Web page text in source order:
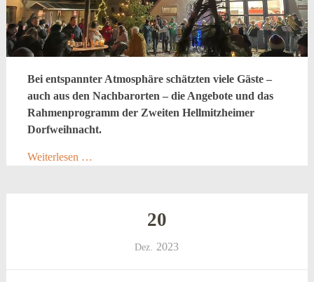
Bei entspannter Atmosphäre schätzten viele Gäste –
auch aus den Nachbarorten – die Angebote und das
Rahmenprogramm der Zweiten Hellmitzheimer
Dorfweihnacht.
Weiterlesen …
20
Dez. 2023